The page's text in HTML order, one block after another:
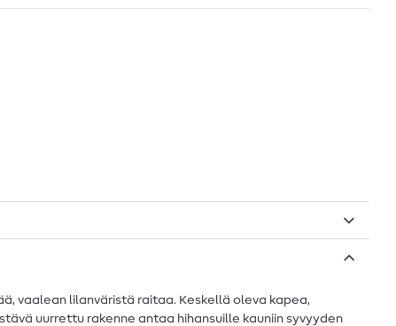
vaalean lilanväristä raitaa. Keskellä oleva kapea,
uurrettu rakenne antaa hihansuille kauniin syvyyden